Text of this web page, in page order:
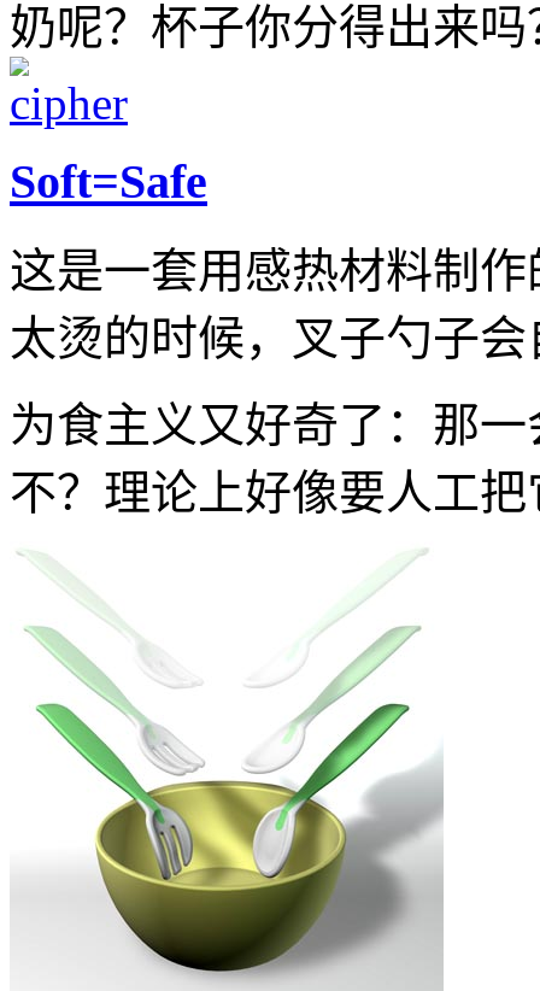
奶呢？杯子你分得出来吗
Soft=Safe
这是一套用感热材料制
太烫的时候，叉子勺子
为食主义又好奇了：那
不？理论上好像要人工